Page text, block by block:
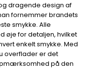
dragende design af
fornemmer brandets
smykke. Alle
øje for detaljen, hvilket
enkelt smykke. Med
overflader er det
på den